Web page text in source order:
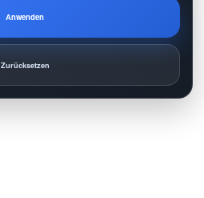
Anwenden
Zurücksetzen